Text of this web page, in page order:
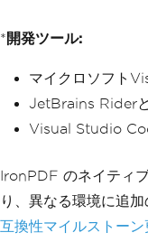
*開発ツール:
マイクロソフト
JetBrains Rider
Visual Studio
IronPDF のネイティ
り、異なる環境に追
互換性マイルストーン